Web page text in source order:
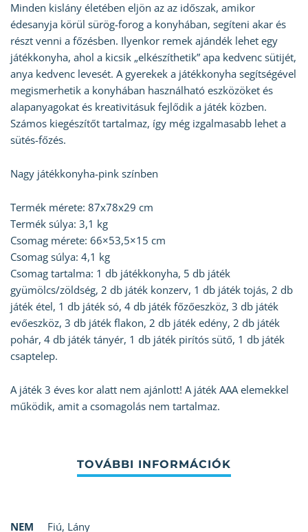
Minden kislány életében eljön az az időszak, amikor
édesanyja körül sürög-forog a konyhában, segíteni akar és
részt venni a főzésben. Ilyenkor remek ajándék lehet egy
játékkonyha, ahol a kicsik „elkészíthetik” apa kedvenc sütijét,
anya kedvenc levesét. A gyerekek a játékkonyha segítségével
megismerhetik a konyhában használható eszközöket és
alapanyagokat és kreativitásuk fejlődik a játék közben.
Számos kiegészítőt tartalmaz, így még izgalmasabb lehet a
sütés-főzés.
Nagy játékkonyha-pink színben
Termék mérete: 87x78x29 cm
Termék súlya: 3,1 kg
Csomag mérete: 66×53,5×15 cm
Csomag súlya: 4,1 kg
Csomag tartalma: 1 db játékkonyha, 5 db játék
gyümölcs/zöldség, 2 db játék konzerv, 1 db játék tojás, 2 db
játék étel, 1 db játék só, 4 db játék főzőeszköz, 3 db játék
evőeszköz, 3 db játék flakon, 2 db játék edény, 2 db játék
pohár, 4 db játék tányér, 1 db játék pirítós sütő, 1 db játék
csaptelep.
A játék 3 éves kor alatt nem ajánlott! A játék AAA elemekkel
működik, amit a csomagolás nem tartalmaz.
NEM Fiú, Lány